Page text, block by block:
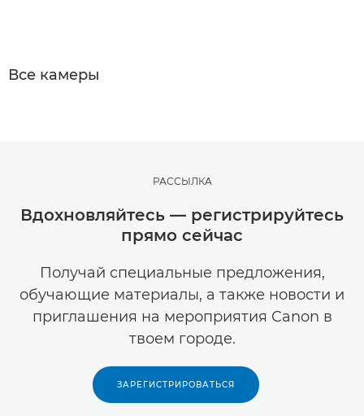
Все камеры
РАССЫЛКА
Вдохновляйтесь — регистрируйтесь
прямо сейчас
Получай специальные предложения,
обучающие материалы, а также новости и
приглашения на мероприятия Canon в
твоем городе.
ЗАРЕГИСТРИРОВАТЬСЯ